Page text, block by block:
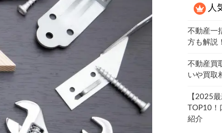
人
不動産一
方も解説！
不動産買
いや買取
【2025
TOP10
紹介